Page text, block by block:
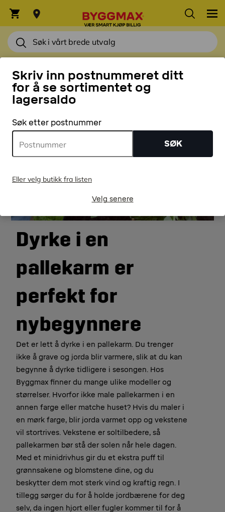
Skriv inn postnummeret ditt
for å se sortimentet og
lagersaldo
Søk etter postnummer
SØK
Eller velg butikk fra listen
Velg senere
HJEM
Dyrke i en
pallekarm er
perfekt for
nybegynnere
Det er lett å dyrke i en pallekarm. Du trenger
ikke å grave og jorda blir varmere, slik at du kan
begynne å dyrke tidligere i sesongen. Hos
Byggmax finner du mange ulike modeller og
størrelser. Hvorfor ikke male pallekarmen i en
annen farge eller matche huset? Hvis du maler i
en mørk farge, blir jorda varmet opp og vekstene
vil stortrives. Vekstene er soltilbedere, så
pallekarmen bør stå der solen når hele dagen.
Med et minidrivhus gir du et ekstra puff til
grønnsakene og blomstene dine, og du
beskytter dem mot sterk vind og kraftig regn. I
tillegg sørger du for å holde jordbærene for deg
selv, da ingen hjort eller fugler kommer til for å